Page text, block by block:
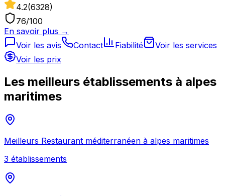
4.2(6328)
76/100
En savoir plus →
Voir les avis
Contact Fiabilité
Voir les services
Voir les prix
Les meilleurs établissements à alpes
maritimes
Meilleurs Restaurant méditerranéen à alpes maritimes
3 établissements